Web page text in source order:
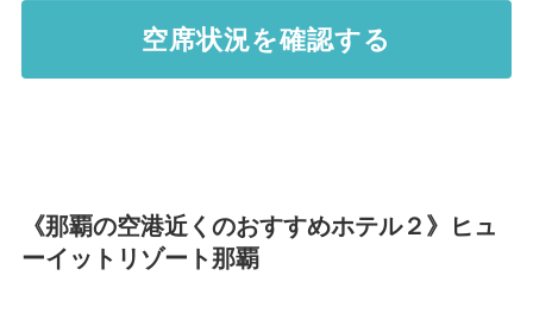
空席状況を確認する
《那覇の空港近くのおすすめホテル２》
ヒュ
ーイットリゾート那覇